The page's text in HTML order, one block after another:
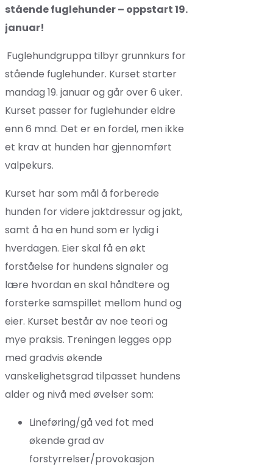
stående fuglehunder – oppstart 19.
januar!
Fuglehundgruppa tilbyr grunnkurs for
stående fuglehunder. Kurset starter
mandag 19. januar og går over 6 uker.
Kurset passer for fuglehunder eldre
enn 6 mnd. Det er en fordel, men ikke
et krav at hunden har gjennomført
valpekurs.
Kurset har som mål å forberede
hunden for videre jaktdressur og jakt,
samt å ha en hund som er lydig i
hverdagen. Eier skal få en økt
forståelse for hundens signaler og
lære hvordan en skal håndtere og
forsterke samspillet mellom hund og
eier. Kurset består av noe teori og
mye praksis. Treningen legges opp
med gradvis økende
vanskelighetsgrad tilpasset hundens
alder og nivå med øvelser som:
Lineføring/gå ved fot med
økende grad av
forstyrrelser/provokasjon